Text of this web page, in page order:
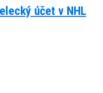
účet v NHL